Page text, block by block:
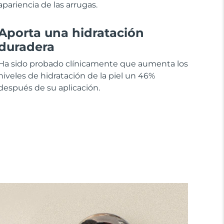
de las arrugas.
una hidratación
sido probado clínicamente que aumenta los
de hidratación de la piel un 46%
de su aplicación.